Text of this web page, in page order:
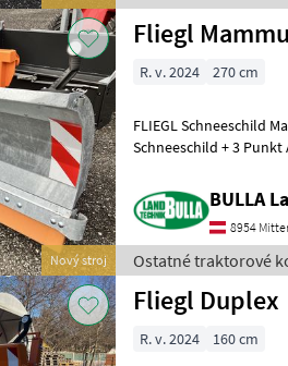
Nový stroj
Fliegl
R. v. 2024 270 cm
FLIEGL Schneeschild
Schneeschild + 3 Punkt
BULLA
8954
Ostatné traktorové
Fliegl Duplex
R. v. 2024 160 cm